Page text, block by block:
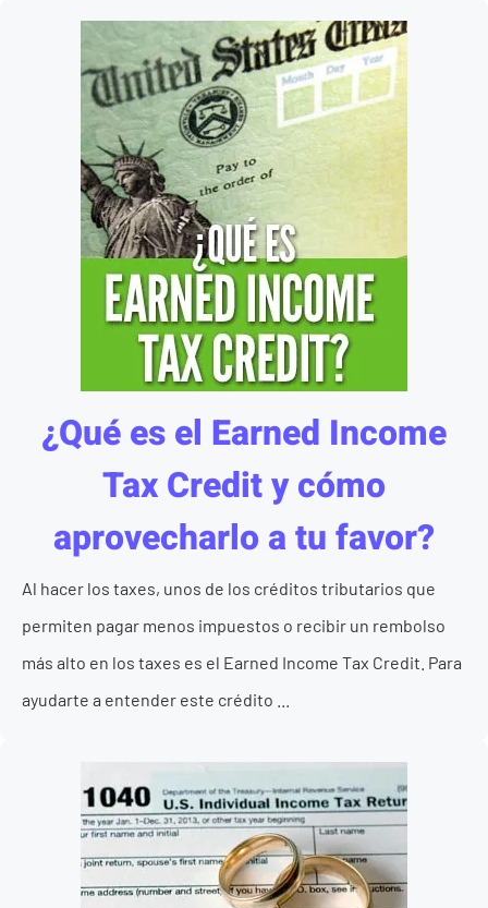
¿Qué es el Earned Income
Tax Credit y cómo
aprovecharlo a tu favor?
Al hacer los taxes, unos de los créditos tributarios que
permiten pagar menos impuestos o recibir un rembolso
más alto en los taxes es el Earned Income Tax Credit. Para
ayudarte a entender este crédito ...